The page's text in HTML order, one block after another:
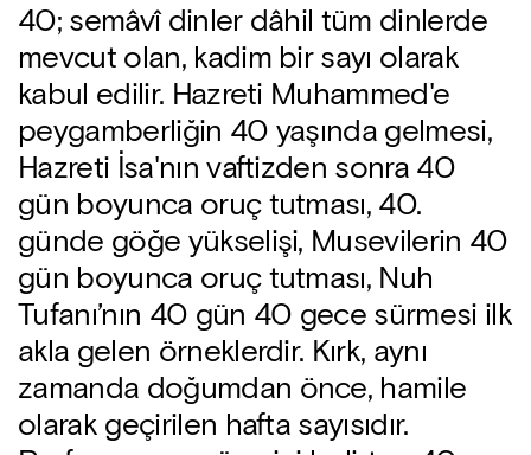
40; semâvî dinler dâhil tüm dinlerde
mevcut olan, kadim bir sayı olarak
kabul edilir. Hazreti Muhammed'e
peygamberliğin 40 yaşında gelmesi,
Hazreti İsa'nın vaftizden sonra 40
gün boyunca oruç tutması, 40.
günde göğe yükselişi, Musevilerin 40
gün boyunca oruç tu­tması, Nuh
Tufanı’nın 40 gün 40 gece sürmesi ilk
akla gelen örneklerdir. Kırk, aynı
zamanda doğumdan önce, hamile
olarak geçirilen hafta sayısıdır.